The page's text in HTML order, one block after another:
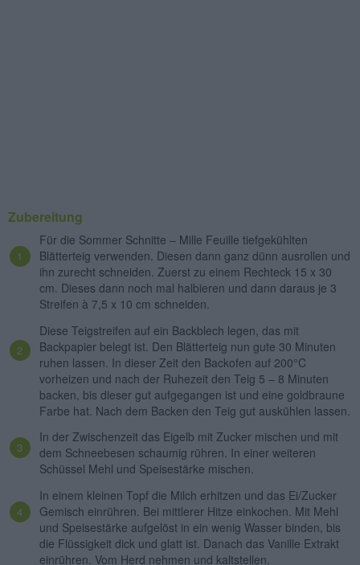
Zubereitung
Für die Sommer Schnitte – Mille Feuille tiefgekühlten
Blätterteig verwenden. Diesen dann ganz dünn ausrollen und
ihn zurecht schneiden. Zuerst zu einem Rechteck 15 x 30
cm. Dieses dann noch mal halbieren und dann daraus je 3
Streifen à 7,5 x 10 cm schneiden.
Diese Teigstreifen auf ein Backblech legen, das mit
Backpapier belegt ist. Den Blätterteig nun gute 30 Minuten
ruhen lassen. In dieser Zeit den Backofen auf 200°C
vorheizen und nach der Ruhezeit den Teig 5 – 8 Minuten
backen, bis dieser gut aufgegangen ist und eine goldbraune
Farbe hat. Nach dem Backen den Teig gut auskühlen lassen.
In der Zwischenzeit das Eigelb mit Zucker mischen und mit
dem Schneebesen schaumig rühren. In einer weiteren
Schüssel Mehl und Speisestärke mischen.
In einem kleinen Topf die Milch erhitzen und das Ei/Zucker
Gemisch einrühren. Bei mittlerer Hitze einkochen. Mit Mehl
und Speisestärke aufgelöst in ein wenig Wasser binden, bis
die Flüssigkeit dick und glatt ist. Danach das Vanille Extrakt
einrühren. Vom Herd nehmen und kaltstellen.